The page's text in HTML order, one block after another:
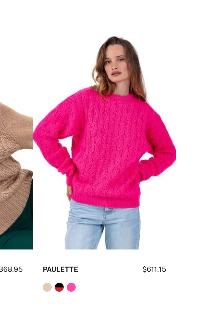
$611.15
PAULETTE